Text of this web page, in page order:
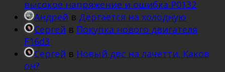
высокое напряжение и ошибка Р0132
Андрей в Дёргается на холодную
Сергей в Покупка нового двигателя
F16d3
Сергей в Новый двс на лачетти. Каков
он?